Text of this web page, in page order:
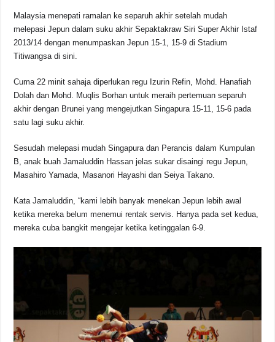
Malaysia menepati ramalan ke separuh akhir setelah mudah
melepasi Jepun dalam suku akhir Sepaktakraw Siri Super Akhir Istaf
2013/14 dengan menumpaskan Jepun 15-1, 15-9 di Stadium
Titiwangsa di sini.
Cuma 22 minit sahaja diperlukan regu Izurin Refin, Mohd. Hanafiah
Dolah dan Mohd. Muqlis Borhan untuk meraih pertemuan separuh
akhir dengan Brunei yang mengejutkan Singapura 15-11, 15-6 pada
satu lagi suku akhir.
Sesudah melepasi mudah Singapura dan Perancis dalam Kumpulan
B, anak buah Jamaluddin Hassan jelas sukar disaingi regu Jepun,
Masahiro Yamada, Masanori Hayashi dan Seiya Takano.
Kata Jamaluddin, “kami lebih banyak menekan Jepun lebih awal
ketika mereka belum menemui rentak servis. Hanya pada set kedua,
mereka cuba bangkit mengejar ketika ketinggalan 6-9.